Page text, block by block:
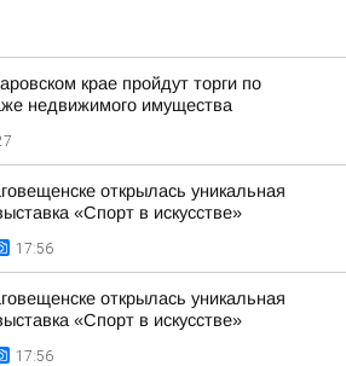
крае пройдут торги по
недвижимого имущества
открылась уникальная
«Спорт в искусстве»
17:56
открылась уникальная
«Спорт в искусстве»
17:56